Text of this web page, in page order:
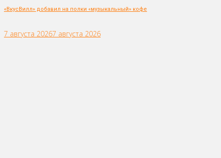
«ВкусВилл» добавил на полки «музыкальный» кофе
7 августа 20267 августа 2026